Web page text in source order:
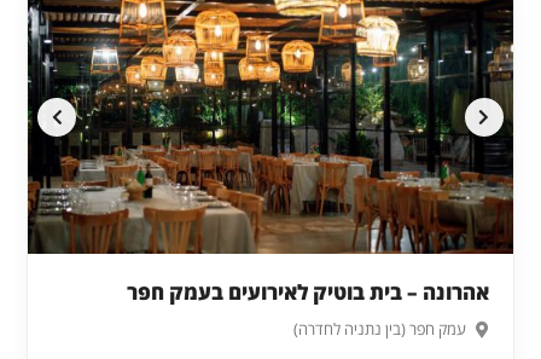
אהרונה – בית בוטיק לאירועים בעמק חפר
עמק חפר (בין נתניה לחדרה)